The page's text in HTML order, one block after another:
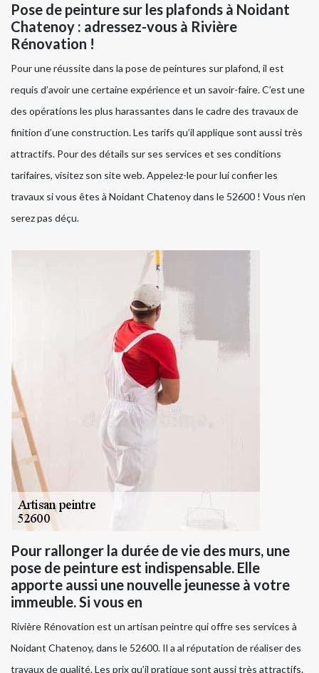
Pose de peinture sur les plafonds à Noidant
Chatenoy : adressez-vous à Rivière
Rénovation !
Pour une réussite dans la pose de peintures sur plafond, il est
requis d’avoir une certaine expérience et un savoir-faire. C’est une
des opérations les plus harassantes dans le cadre des travaux de
finition d’une construction. Les tarifs qu’il applique sont aussi très
attractifs. Pour des détails sur ses services et ses conditions
tarifaires, visitez son site web. Appelez-le pour lui confier les
travaux si vous êtes à Noidant Chatenoy dans le 52600 ! Vous n’en
serez pas déçu.
Pour rallonger la durée de vie des murs, une
pose de peinture est indispensable. Elle
apporte aussi une nouvelle jeunesse à votre
immeuble. Si vous en
Rivière Rénovation est un artisan peintre qui offre ses services à
Noidant Chatenoy, dans le 52600. Il a al réputation de réaliser des
travaux de qualité. Les prix qu’il pratique sont aussi très attractifs.